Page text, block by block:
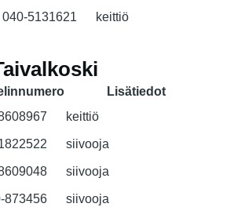
040-5131621 keittiö
Lisätiedot
keittiö
siivooja
siivooja
873456 siivooja